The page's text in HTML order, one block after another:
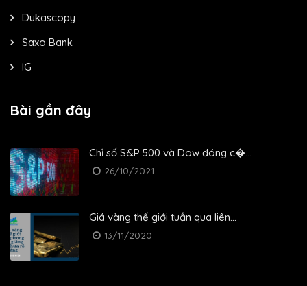
Dukascopy
Saxo Bank
IG
Bài gần đây
Chỉ số S&P 500 và Dow đóng c�...
26/10/2021
Giá vàng thế giới tuần qua liên...
13/11/2020